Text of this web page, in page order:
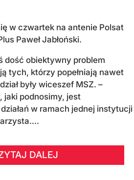
w czwartek na antenie Polsat
Paweł Jabłoński.
dość obiektywny problem
tych, którzy popełniają nawet
były wiceszef MSZ. –
jaki podnosimy, jest
w ramach jednej instytucji
DALEJ